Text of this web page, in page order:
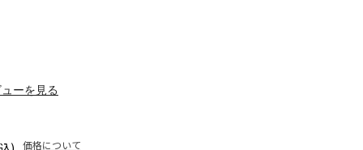
ーを見る
価格について